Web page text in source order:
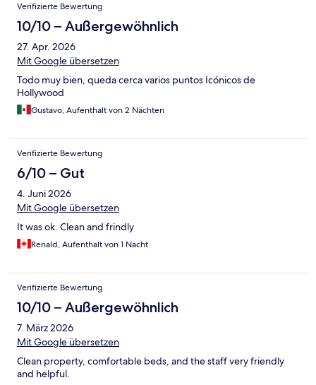
Verifizierte Bewertung
10/10 – Außergewöhnlich
27. Apr. 2026
Mit Google übersetzen
Todo muy bien, queda cerca varios puntos Icónicos de
Hollywood
Gustavo, Aufenthalt von 2 Nächten
Verifizierte Bewertung
6/10 – Gut
4. Juni 2026
Mit Google übersetzen
It was ok. Clean and frindly
Renald, Aufenthalt von 1 Nacht
Verifizierte Bewertung
10/10 – Außergewöhnlich
7. März 2026
Mit Google übersetzen
Clean property, comfortable beds, and the staff very friendly
and helpful.